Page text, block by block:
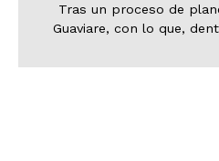
Tras un proceso de
Guaviare, con lo que,